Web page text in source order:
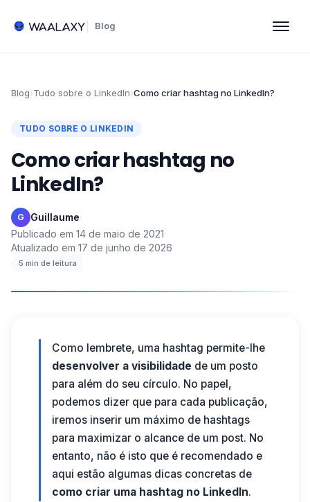
Blog
Blog›Tudo sobre o LinkedIn›Como criar hashtag no LinkedIn?
TUDO SOBRE O LINKEDIN
Como criar hashtag no
LinkedIn?
G Guillaume·
Publicado em 14 de maio de 2021·
Atualizado em 17 de junho de 2026
·
5 min de leitura
Como lembrete, uma hashtag permite-lhe
desenvolver a visibilidade de um posto
para além do seu círculo. No papel,
podemos dizer que para cada publicação,
iremos inserir um máximo de hashtags
para maximizar o alcance de um post. No
entanto, não é isto que é recomendado e
aqui estão algumas dicas concretas de
como criar uma hashtag no LinkedIn.